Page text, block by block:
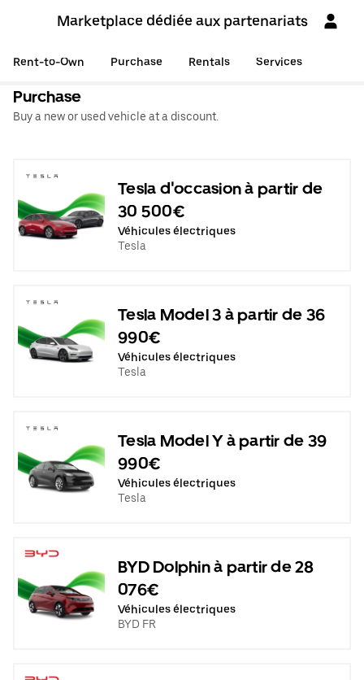
Marketplace dédiée aux partenariats
Rent-to-Own Purchase Rentals Services
Purchase
Buy a new or used vehicle at a discount.
Tesla d'occasion à partir de
30 500€
Véhicules électriques
Tesla
Tesla Model 3 à partir de 36
990€
Véhicules électriques
Tesla
Tesla Model Y à partir de 39
990€
Véhicules électriques
Tesla
BYD Dolphin à partir de 28
076€
Véhicules électriques
BYD FR